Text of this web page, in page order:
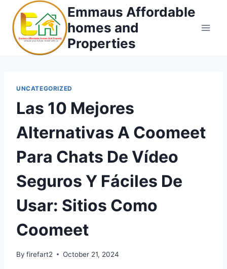
content
Emmaus Affordable
homes and
Properties
UNCATEGORIZED
Las 10 Mejores
Alternativas A Coomeet
Para Chats De Vídeo
Seguros Y Fáciles De
Usar: Sitios Como
Coomeet
By firefart2 October 21, 2024